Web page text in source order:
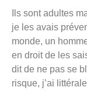
Ils sont adultes
je les avais
monde, un
en droit de les
dit de ne pas se
risque, j’ai